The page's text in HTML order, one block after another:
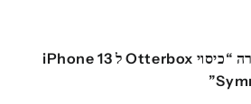
היה הראשון לכתוב סקירה “כיסוי Otterbox ל iPhone 13